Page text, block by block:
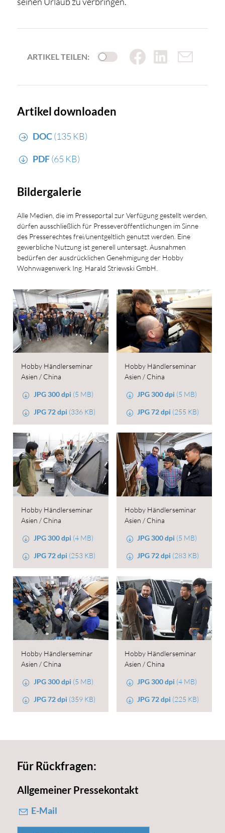
ARTIKEL TEILEN:
Artikel downloaden
DOC(135 KB)
PDF(65 KB)
Bildergalerie
Alle Medien, die im Presseportal zur Verfügung gestellt werden,
dürfen ausschließlich für Presseveröffentlichungen im Sinne
des Presserechtes frei/unentgeltlich genutzt werden. Eine
gewerbliche Nutzung ist generell untersagt. Ausnahmen
bedürfen der ausdrücklichen Genehmigung der Hobby
Wohnwagenwerk Ing. Harald Striewski GmbH.
Hobby Händlerseminar
Asien / China
JPG 300 dpi (5 MB)
JPG 72 dpi (336 KB)
Hobby Händlerseminar
Asien / China
JPG 300 dpi (5 MB)
JPG 72 dpi (255 KB)
Hobby Händlerseminar
Asien / China
JPG 300 dpi (4 MB)
JPG 72 dpi (253 KB)
Hobby Händlerseminar
Asien / China
JPG 300 dpi (5 MB)
JPG 72 dpi (283 KB)
Hobby Händlerseminar
Asien / China
JPG 300 dpi (5 MB)
JPG 72 dpi (359 KB)
Hobby Händlerseminar
Asien / China
JPG 300 dpi (4 MB)
JPG 72 dpi (225 KB)
Für Rückfragen:
Allgemeiner Pressekontakt
E-Mail